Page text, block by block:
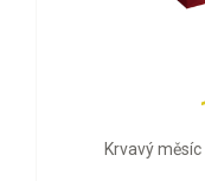
Krvavý